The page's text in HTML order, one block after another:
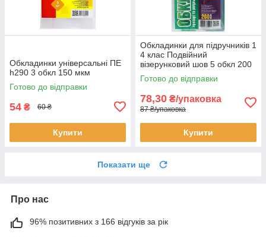
Обкладинки універсальні ПЕ
h290 3 обкл 150 мкм
Готово до відправки
54 ₴ 60 ₴
Купити
Обкладинки для підручників 1
4 клас Подвійний
візерунковий шов 5 обкл 200
мкм
Готово до відправки
78,30 ₴/упаковка
87 ₴/упаковка
Купити
Показати ще
Про нас
96% позитивних з 166 відгуків за рік